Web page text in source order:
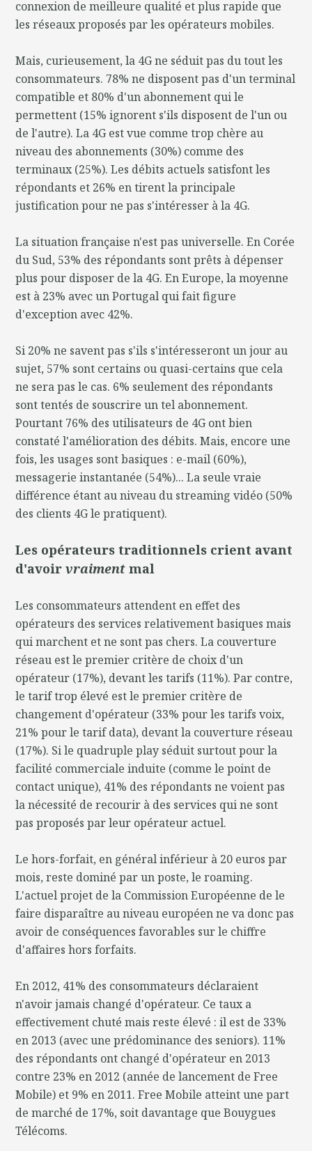
connexion de meilleure qualité et plus rapide que
les réseaux proposés par les opérateurs mobiles.
Mais, curieusement, la 4G ne séduit pas du tout les
consommateurs. 78% ne disposent pas d'un terminal
compatible et 80% d'un abonnement qui le
permettent (15% ignorent s'ils disposent de l'un ou
de l'autre). La 4G est vue comme trop chère au
niveau des abonnements (30%) comme des
terminaux (25%). Les débits actuels satisfont les
répondants et 26% en tirent la principale
justification pour ne pas s'intéresser à la 4G.
La situation française n'est pas universelle. En Corée
du Sud, 53% des répondants sont prêts à dépenser
plus pour disposer de la 4G. En Europe, la moyenne
est à 23% avec un Portugal qui fait figure
d'exception avec 42%.
Si 20% ne savent pas s'ils s'intéresseront un jour au
sujet, 57% sont certains ou quasi-certains que cela
ne sera pas le cas. 6% seulement des répondants
sont tentés de souscrire un tel abonnement.
Pourtant 76% des utilisateurs de 4G ont bien
constaté l'amélioration des débits. Mais, encore une
fois, les usages sont basiques : e-mail (60%),
messagerie instantanée (54%)... La seule vraie
différence étant au niveau du streaming vidéo (50%
des clients 4G le pratiquent).
Les opérateurs traditionnels crient avant
d'avoirvraiment mal
Les consommateurs attendent en effet des
opérateurs des services relativement basiques mais
qui marchent et ne sont pas chers. La couverture
réseau est le premier critère de choix d'un
opérateur (17%), devant les tarifs (11%). Par contre,
le tarif trop élevé est le premier critère de
changement d'opérateur (33% pour les tarifs voix,
21% pour le tarif data), devant la couverture réseau
(17%). Si le quadruple play séduit surtout pour la
facilité commerciale induite (comme le point de
contact unique), 41% des répondants ne voient pas
la nécessité de recourir à des services qui ne sont
pas proposés par leur opérateur actuel.
Le hors-forfait, en général inférieur à 20 euros par
mois, reste dominé par un poste, le roaming.
L'actuel projet de la Commission Européenne de le
faire disparaître au niveau européen ne va donc pas
avoir de conséquences favorables sur le chiffre
d'affaires hors forfaits.
En 2012, 41% des consommateurs déclaraient
n'avoir jamais changé d'opérateur. Ce taux a
effectivement chuté mais reste élevé : il est de 33%
en 2013 (avec une prédominance des seniors). 11%
des répondants ont changé d'opérateur en 2013
contre 23% en 2012 (année de lancement de Free
Mobile) et 9% en 2011. Free Mobile atteint une part
de marché de 17%, soit davantage que Bouygues
Télécoms.